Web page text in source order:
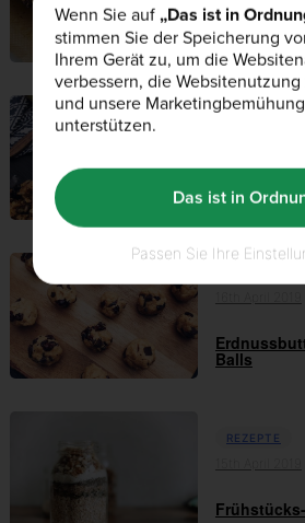
White
Balls
REZEPTE
Wenn Sie auf „Das ist in
stimmen Sie der Speicherung
Ihrem Gerät zu, um die
verbessern, die
und unsere
unterstützen.
Passen Sie Ihre
Das ist in